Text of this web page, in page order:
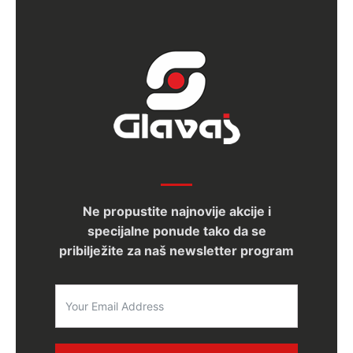
Ne propustite najnovije akcije i
specijalne ponude tako da se
pribilježite za naš newsletter program